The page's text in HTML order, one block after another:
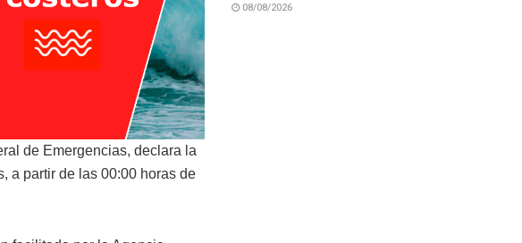
de Emergencias, declara la
a partir de las 00:00 horas de
08/08/2026